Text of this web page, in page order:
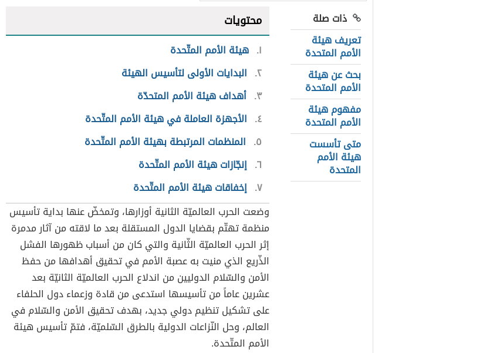
ذات صلة
تعريف هيئة
الأمم المتحدة
بحث عن هيئة
الأمم المتحدة
مفهوم هيئة
الأمم المتحدة
متى تأسست
هيئة الأمم
المتحدة
محتويات
١ هيئة الأمم المتّحدة
٢ البدايات الأولى لتأسيس الهيئة
٣ أهداف هيئة الأمم المتحدّة
٤ الأجهزة العاملة في هيئة الأمم المتّحدة
٥ المنظمات المرتبطة بهيئة الأمم المتّحدة
٦ إنجّازات هيئة الأمم المتّحدة
٧ إخفاقات هيئة الأمم المتّحدة
وضعت الحرب العالميّة الثانية أوزارها، وتمخضّ عنها بداية تأسيس
منظمة تهتّم بقضايا الدول المستقلة بعد ما لاقته من آثار مدمرة
إثر الحرب العالميّة الثّانية والتي كان من أسباب ظهورها الفشل
الذّريع الذي منيت به عصبة الأمم في تحقيق أهدافها من حفظ
الأمن والسّلام الدوليين من اندلاع الحرب العالميّة الثانيّة بعد
عشرين عاماً من تأسيسها استدعى من قادة وزعماء دول الحلفاء
على تشكيل تنظيم دولي جديد، بهدف تحقيق الأمن والسّلام في
العالم، وحل النّزاعات الدولية بالطرق السّلميّة، فتمّ تأسيس هيئة
الأمم المتّحدة.